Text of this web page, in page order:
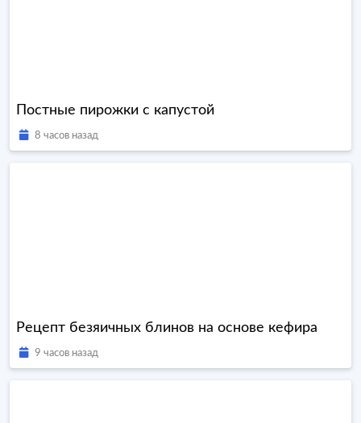
Постные пирожки с капустой
8 часов назад
Рецепт безяичных блинов на основе кефира
9 часов назад